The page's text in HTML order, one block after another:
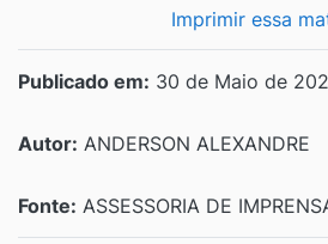
Imprimir essa
Publicado em: 30 de Maio de
Autor: ANDERSON ALEXANDRE
Fonte: ASSESSORIA DE